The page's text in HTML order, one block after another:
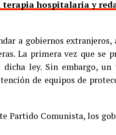
terapia hospitalaria y
a gobiernos extranjeros,
La primera vez que se
ley. Sin embargo,
de equipos de
Partido Comunista, los